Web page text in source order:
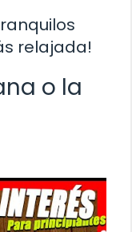
relajada!
o la